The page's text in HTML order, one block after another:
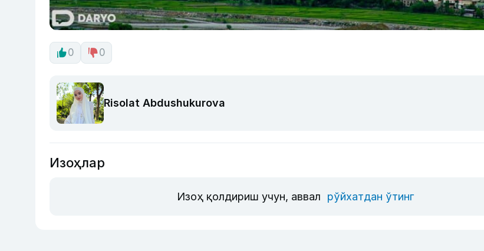
0 0
Risolat Abdushukurova
Изоҳлар
Изоҳ қолдириш учун, аввал рўйхатдан ўтинг